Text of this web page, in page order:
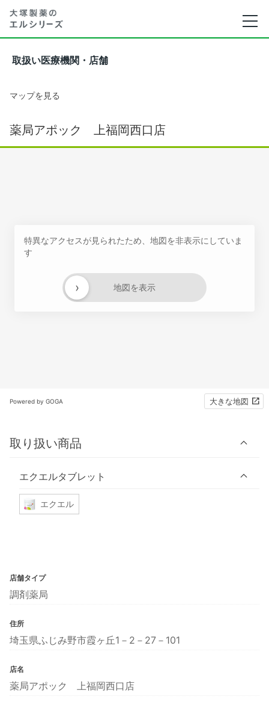
取扱い医療機関・店舗
マップを見る
薬局アポック 上福岡西口店
特異なアクセスが見られたため、地図を非表示にしていま
す
地図を表示
›
Powered by GOGA 大きな地図
取り扱い商品
エクエルタブレット
エクエル
店舗タイプ
調剤薬局
住所
埼玉県ふじみ野市霞ヶ丘1－2－27－101
店名
薬局アポック 上福岡西口店